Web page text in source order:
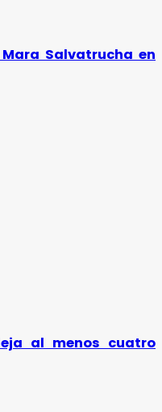
Salvatrucha en
al menos cuatro